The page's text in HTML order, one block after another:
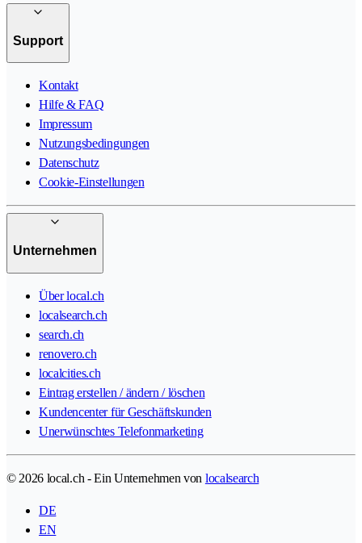
Support
Kontakt
Hilfe & FAQ
Impressum
Nutzungsbedingungen
Datenschutz
Cookie-Einstellungen
Unternehmen
Über local.ch
localsearch.ch
search.ch
renovero.ch
localcities.ch
Eintrag erstellen / ändern / löschen
Kundencenter für Geschäftskunden
Unerwünschtes Telefonmarketing
© 2026 local.ch - Ein Unternehmen von localsearch
DE
EN